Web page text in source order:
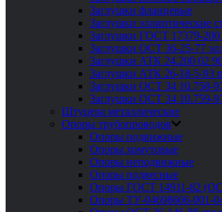
Заглушки фланцевые
Заглушки эллиптические
Заглушки ГОСТ 17379-
Заглушки ОСТ 36-25-77
Заглушки АТК 24.200 02
Заглушки АТК 26-18-5-93
Заглушки ОСТ 34 10.758-
Заглушки ОСТ 34 10.759-
Штуцера металлические
Опоры трубопроводов
Опоры подвижные
Опоры хомутовые
Опоры неподвижные
Опоры подвесные
Опоры ГОСТ 14911-82
Опоры ТУ-04698606-001-